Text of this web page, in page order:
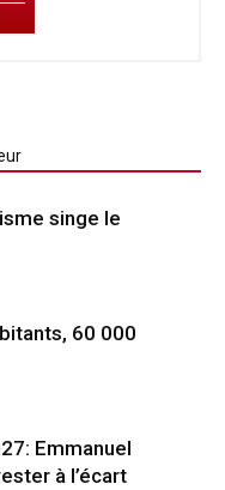
singe le
60 000
Emmanuel
à l’écart